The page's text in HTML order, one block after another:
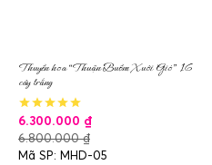
Thuyền hoa “Thuận Buồm Xuôi Gió” 16
cây trắng
6.300.000 ₫
6.800.000₫
Mã SP: MHD-05